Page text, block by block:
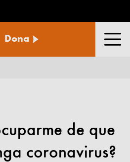
Dona
de que
coronavirus?